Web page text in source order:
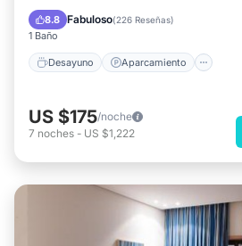
8.8 Fabuloso(226 Reseñas)
1 Baño
Desayuno Aparcamiento
Spa
US $175/noche
7 noches - US $1,222